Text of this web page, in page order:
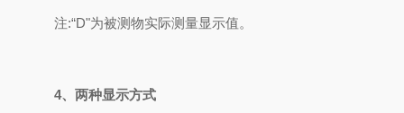
注:“D"为被测物实际测量显示值。
4、两种显示方式